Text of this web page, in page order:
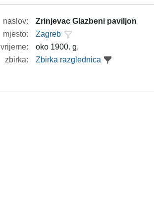
naslov:
Zrinjevac Glazbeni paviljon
mjesto:
Zagreb
vrijeme:
oko 1900. g.
zbirka:
Zbirka razglednica